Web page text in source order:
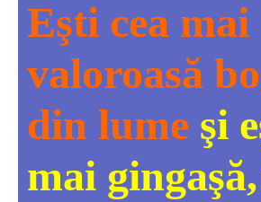
Eşti cea mai
valoroasă
din lume şi
mai gingaşă,